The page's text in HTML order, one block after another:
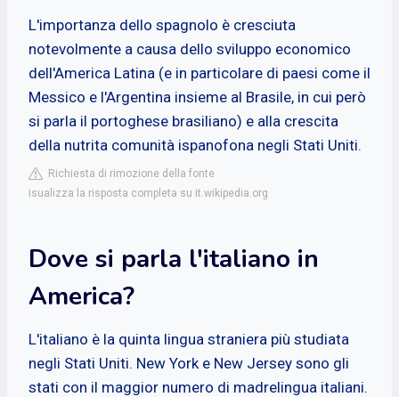
L'importanza dello spagnolo è cresciuta
notevolmente a causa dello sviluppo economico
dell'America Latina (e in particolare di paesi come il
Messico e l'Argentina insieme al Brasile, in cui però
si parla il portoghese brasiliano) e alla crescita
della nutrita comunità ispanofona negli Stati Uniti.
Richiesta di rimozione della fonte
isualizza la risposta completa su it.wikipedia.org
Dove si parla l'italiano in
America?
L'italiano è la quinta lingua straniera più studiata
negli Stati Uniti. New York e New Jersey sono gli
stati con il maggior numero di madrelingua italiani.